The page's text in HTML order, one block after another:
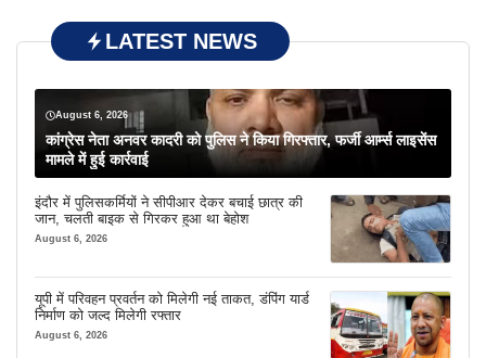
LATEST NEWS
August 6, 2026
कांग्रेस नेता अनवर कादरी को पुलिस ने किया गिरफ्तार, फर्जी आर्म्स लाइसेंस
मामले में हुई कार्रवाई
इंदौर में पुलिसकर्मियों ने सीपीआर देकर बचाई छात्र की
जान, चलती बाइक से गिरकर हुआ था बेहोश
August 6, 2026
यूपी में परिवहन प्रवर्तन को मिलेगी नई ताकत, डंपिंग यार्ड
निर्माण को जल्द मिलेगी रफ्तार
August 6, 2026